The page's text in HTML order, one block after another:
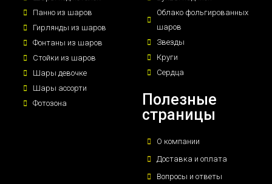
Панно из шаров
Гирлянды из шаров
Фонтаны из шаров
Стойки из шаров
Шары девочке
Шары ассорти
Фотозона
Облако фольгированных
шаров
Звезды
Круги
Сердца
Полезные
страницы
О компании
Доставка и оплата
Вопросы и ответы